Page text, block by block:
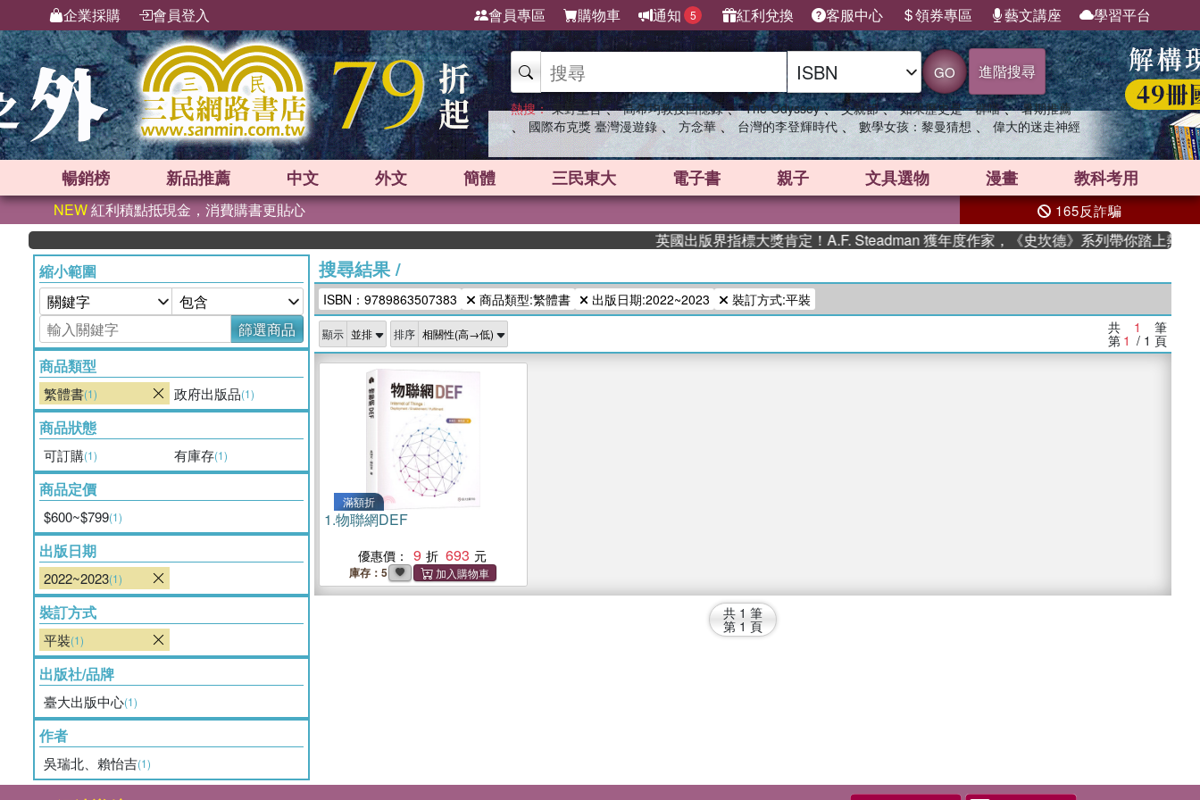
企業採購 會員登入 會員專區 購物車 通知 5 紅利兌換 客服中心 領券專區 藝文講座 學習平台
GO 進階搜尋
熱搜： 東野圭吾 、 高希均教授回憶錄 、 The Odyssey 、 父親節 、 如果歷史是一群喵 、 暑期推薦
、 國際布克獎 臺灣漫遊錄 、 方念華 、 台灣的李登輝時代 、 數學女孩：黎曼猜想 、 偉大的迷走神經
暢銷榜 新品推薦 中文 外文 簡體 三民東大 電子書 親子 文具選物 漫畫 教科考用
NEW紅利積點抵現金，消費購書更貼心 165反詐騙
英國出版界指標大獎肯定！A.F. Steadman 獲年度作家，《史坎德》系列帶你踏上熱血奇
縮小範圍
篩選商品
商品類型
繁體書(1) 政府出版品(1)
商品狀態
可訂購(1) 有庫存(1)
商品定價
$600~$799(1)
出版日期
2022~2023(1)
裝訂方式
平裝(1)
出版社/品牌
臺大出版中心(1)
作者
吳瑞北、賴怡吉(1)
搜尋結果/
ISBN：9789863507383 商品類型:繁體書 出版日期:2022~2023 裝訂方式:平裝
顯示 排序 共 1 筆
第 1 / 1 頁
滿額折
1.物聯網DEF
優惠價： 9 693
庫存：5
共 1 筆
第 1 頁